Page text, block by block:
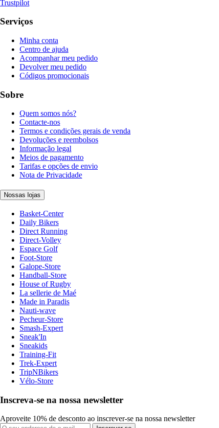
Trustpilot
Serviços
Minha conta
Centro de ajuda
Acompanhar meu pedido
Devolver meu pedido
Códigos promocionais
Sobre
Quem somos nós?
Contacte-nos
Termos e condições gerais de venda
Devoluções e reembolsos
Informação legal
Meios de pagamento
Tarifas e opções de envio
Nota de Privacidade
Nossas lojas
Basket-Center
Daily Bikers
Direct Running
Direct-Volley
Espace Golf
Foot-Store
Galope-Store
Handball-Store
House of Rugby
La sellerie de Maé
Made in Paradis
Nauti-wave
Pecheur-Store
Smash-Expert
Sneak'In
Sneakids
Training-Fit
Trek-Expert
TripNBikers
Vélo-Store
Inscreva-se na nossa newsletter
Aproveite 10% de desconto ao inscrever-se na nossa newsletter